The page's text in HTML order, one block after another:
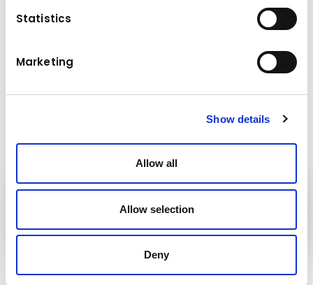
Statistics
Marketing
Show details
Allow all
Allow selection
Deny
Dimensioni dello schermo
up to 150
product.detail.manual.pumpSize
Twin